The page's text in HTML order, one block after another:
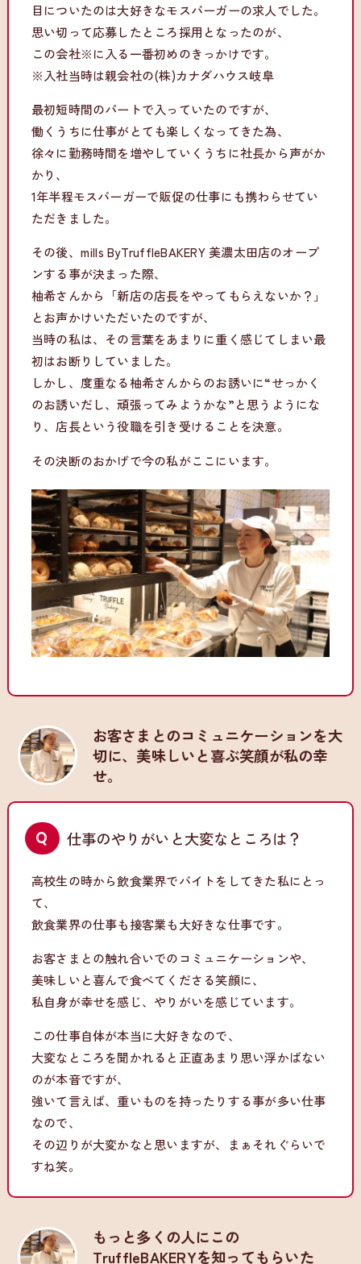
目についたのは大好きなモスバーガーの求人でした。
思い切って応募したところ採用となったのが、
この会社※に入る一番初めのきっかけです。
※入社当時は親会社の(株)カナダハウス岐阜
最初短時間のパートで入っていたのですが、
働くうちに仕事がとても楽しくなってきた為、
徐々に勤務時間を増やしていくうちに社長から声がか
かり、
1年半程モスバーガーで販促の仕事にも携わらせてい
ただきました。
その後、mills ByTruffleBAKERY 美濃太田店のオープ
ンする事が決まった際、
柚希さんから「新店の店長をやってもらえないか？」
とお声かけいただいたのですが、
当時の私は、その言葉をあまりに重く感じてしまい最
初はお断りしていました。
しかし、度重なる柚希さんからのお誘いに“せっかく
のお誘いだし、頑張ってみようかな”と思うようにな
り、店長という役職を引き受けることを決意。
その決断のおかげで今の私がここにいます。
お客さまとのコミュニケーションを大
切に、美味しいと喜ぶ笑顔が私の幸
せ。
仕事のやりがいと大変なところは？
高校生の時から飲食業界でバイトをしてきた私にとっ
て、
飲食業界の仕事も接客業も大好きな仕事です。
お客さまとの触れ合いでのコミュニケーションや、
美味しいと喜んで食べてくださる笑顔に、
私自身が幸せを感じ、やりがいを感じています。
この仕事自体が本当に大好きなので、
大変なところを聞かれると正直あまり思い浮かばない
のが本音ですが、
強いて言えば、重いものを持ったりする事が多い仕事
なので、
その辺りが大変かなと思いますが、まぁそれぐらいで
すね笑。
もっと多くの人にこの
TruffleBAKERYを知ってもらいた